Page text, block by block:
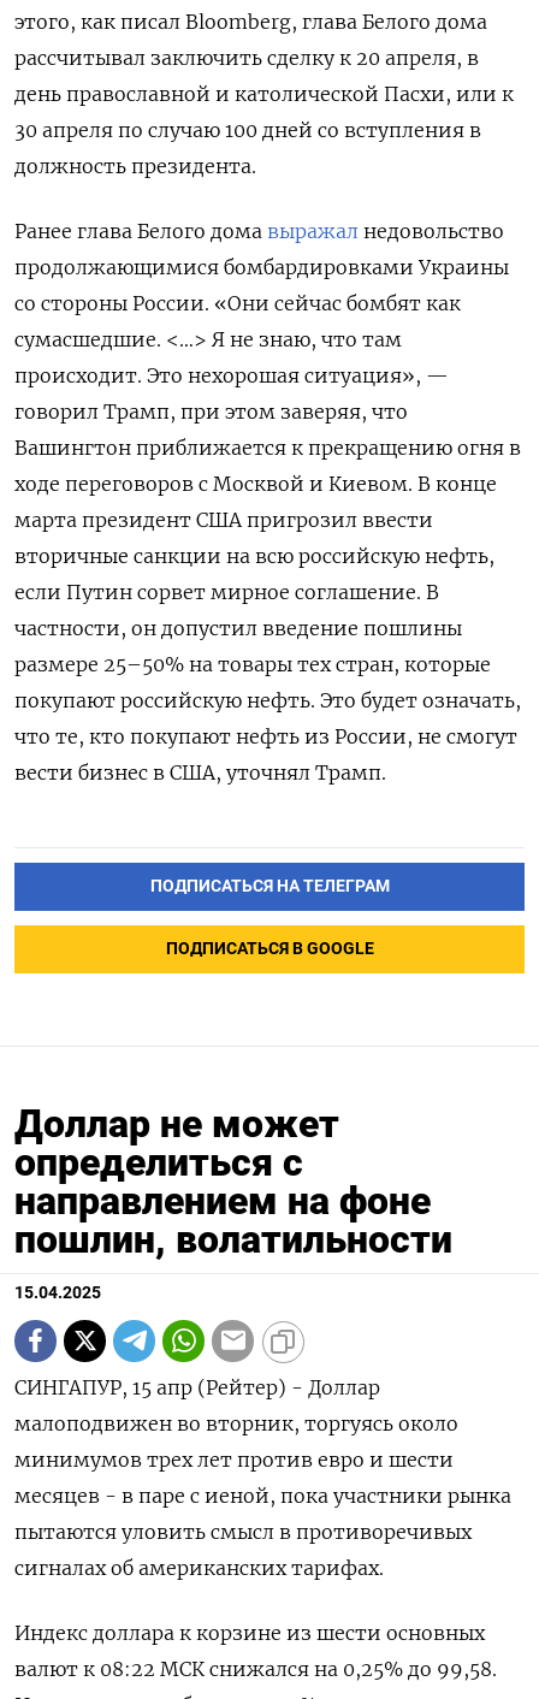
этого, как писал Bloomberg, глава Белого дома
рассчитывал заключить сделку к 20 апреля, в
день православной и католической Пасхи, или к
30 апреля по случаю 100 дней со вступления в
должность президента.
Ранее глава Белого дома выражал недовольство
продолжающимися бомбардировками Украины
со стороны России. «Они сейчас бомбят как
сумасшедшие. <…> Я не знаю, что там
происходит. Это нехорошая ситуация», —
говорил Трамп, при этом заверяя, что
Вашингтон приближается к прекращению огня в
ходе переговоров с Москвой и Киевом. В конце
марта президент США пригрозил ввести
вторичные санкции на всю российскую нефть,
если Путин сорвет мирное соглашение. В
частности, он допустил введение пошлины
размере 25–50% на товары тех стран, которые
покупают российскую нефть. Это будет означать,
что те, кто покупают нефть из России, не смогут
вести бизнес в США, уточнял Трамп.
ПОДПИСАТЬСЯ НА ТЕЛЕГРАМ
ПОДПИСАТЬСЯ В GOOGLE
Доллар не может
определиться с
направлением на фоне
пошлин, волатильности
15.04.2025
СИНГАПУР, 15 апр (Рейтер) - Доллар
малоподвижен во вторник, торгуясь около
минимумов трех лет против евро и шести
месяцев - в паре с иеной, пока участники рынка
пытаются уловить смысл в противоречивых
сигналах об американских тарифах.
Индекс доллара к корзине из шести основных
валют к 08:22 МСК снижался на 0,25% до 99,58​.